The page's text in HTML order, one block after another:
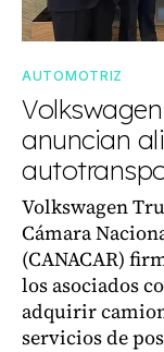
AUTOMOTRIZ
anuncian
Volkswagen
Cámara
(CANACAR)
los asociados
adquirir
servicios de